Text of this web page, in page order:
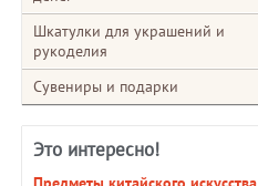
Шкатулки для украшений и
рукоделия
Сувениры и подарки
Это интересно!